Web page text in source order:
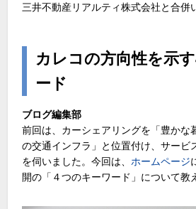
三井不動産リアルティ株式会社と合併
カレコの方向性を示
ード
ブログ編集部
前回は、カーシェアリングを「豊かな
の交通インフラ」と位置付け、サービ
を伺いました。今回は、 ホームページ
開の「４つのキーワード」について教